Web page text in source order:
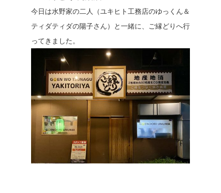
今日は水野家の二人（ユキヒト工務店のゆっくん＆
ティダティダの陽子さん）と一緒に、ご縁どりへ行
ってきました。